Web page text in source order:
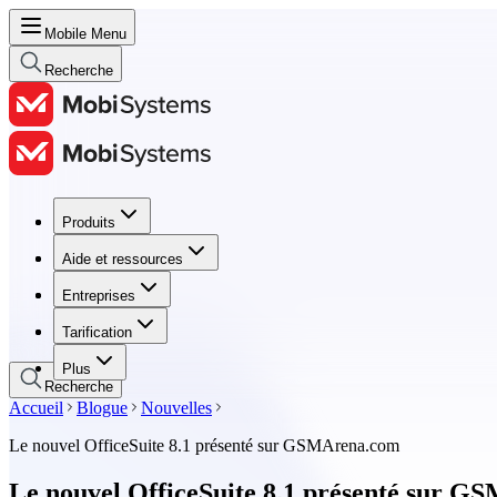
Mobile Menu
Recherche
Produits
Aide et ressources
Entreprises
Tarification
Plus
Produits
Aide et ressources
Entreprises
Tarification
Recherche
Accueil Blogue
Nouvelles
Le nouvel OfficeSuite 8.1 présenté sur GSMArena.com